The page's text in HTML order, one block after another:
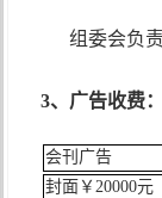
组委会负
3、广告收费：
会刊广告
封面￥20000元